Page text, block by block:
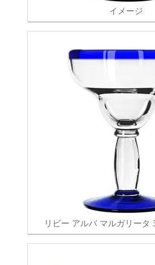
イメージ
リビー アルバ マルガリータ